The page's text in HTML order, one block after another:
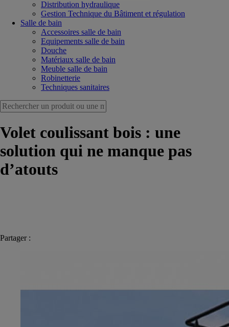
Distribution hydraulique
Gestion Technique du Bâtiment et régulation
Salle de bain
Accessoires salle de bain
Equipements salle de bain
Douche
Matériaux salle de bain
Meuble salle de bain
Robinetterie
Techniques sanitaires
Volet coulissant bois : une
solution qui ne manque pas
d’atouts
Partager :